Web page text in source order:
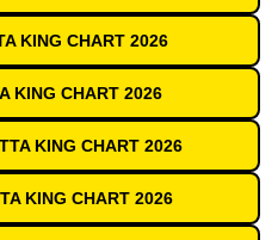
KING CHART 2026
KING CHART 2026
KING CHART 2026
KING CHART 2026